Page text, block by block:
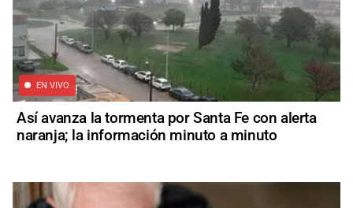
EN VIVO
Así avanza la tormenta por Santa Fe con alerta
naranja; la información minuto a minuto